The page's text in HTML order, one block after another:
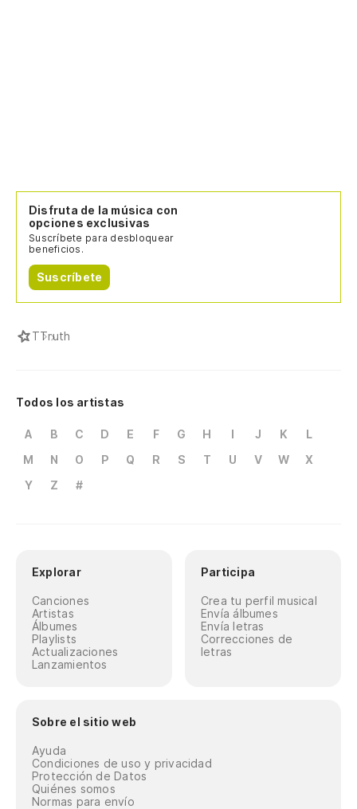
Disfruta de la música con
opciones exclusivas
Suscríbete para desbloquear
beneficios.
Suscríbete
TTruth
Todos los artistas
A B C D E F G H I J K
L
M
N O P Q R S T U V W
X
Y
Z #
Explorar
Canciones
Artistas
Álbumes
Playlists
Actualizaciones
Lanzamientos
Participa
Crea tu perfil musical
Envía álbumes
Envía letras
Correcciones de
letras
Sobre el sitio web
Ayuda
Condiciones de uso y privacidad
Protección de Datos
Quiénes somos
Normas para envío